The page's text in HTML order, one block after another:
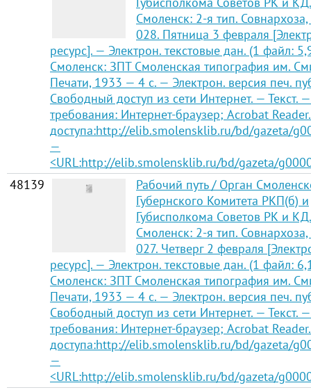
Смоленск: 2-я тип.
028. Пятница 3 февраля
ресурс]. — Электрон. текстовые дан. (1 файл:
Смоленск: ЗПТ Смоленская типография им.
Печати, 1933 — 4 с. — Электрон. версия печ.
Свободный доступ из сети Интернет. — Текст.
требования: Интернет-браузер; Acrobat
доступа:http://elib.smolensklib.ru/bd/gazeta/
—
<URL:http://elib.smolensklib.ru/bd/gazeta/
48139
Рабочий путь / Орган
Губернского Комитета РКП(б) и
Губисполкома Советов РК и
Смоленск: 2-я тип.
027. Четверг 2 февраля
ресурс]. — Электрон. текстовые дан. (1 файл:
Смоленск: ЗПТ Смоленская типография им.
Печати, 1933 — 4 с. — Электрон. версия печ.
Свободный доступ из сети Интернет. — Текст.
требования: Интернет-браузер; Acrobat
доступа:http://elib.smolensklib.ru/bd/gazeta/
—
<URL:http://elib.smolensklib.ru/bd/gazeta/